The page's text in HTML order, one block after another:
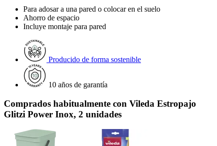
Para adosar a una pared o colocar en el suelo
Ahorro de espacio
Incluye montaje para pared
Producido de forma sostenible
10 años de garantía
Comprados habitualmente con Vileda Estropajo
Glitzi Power Inox, 2 unidades